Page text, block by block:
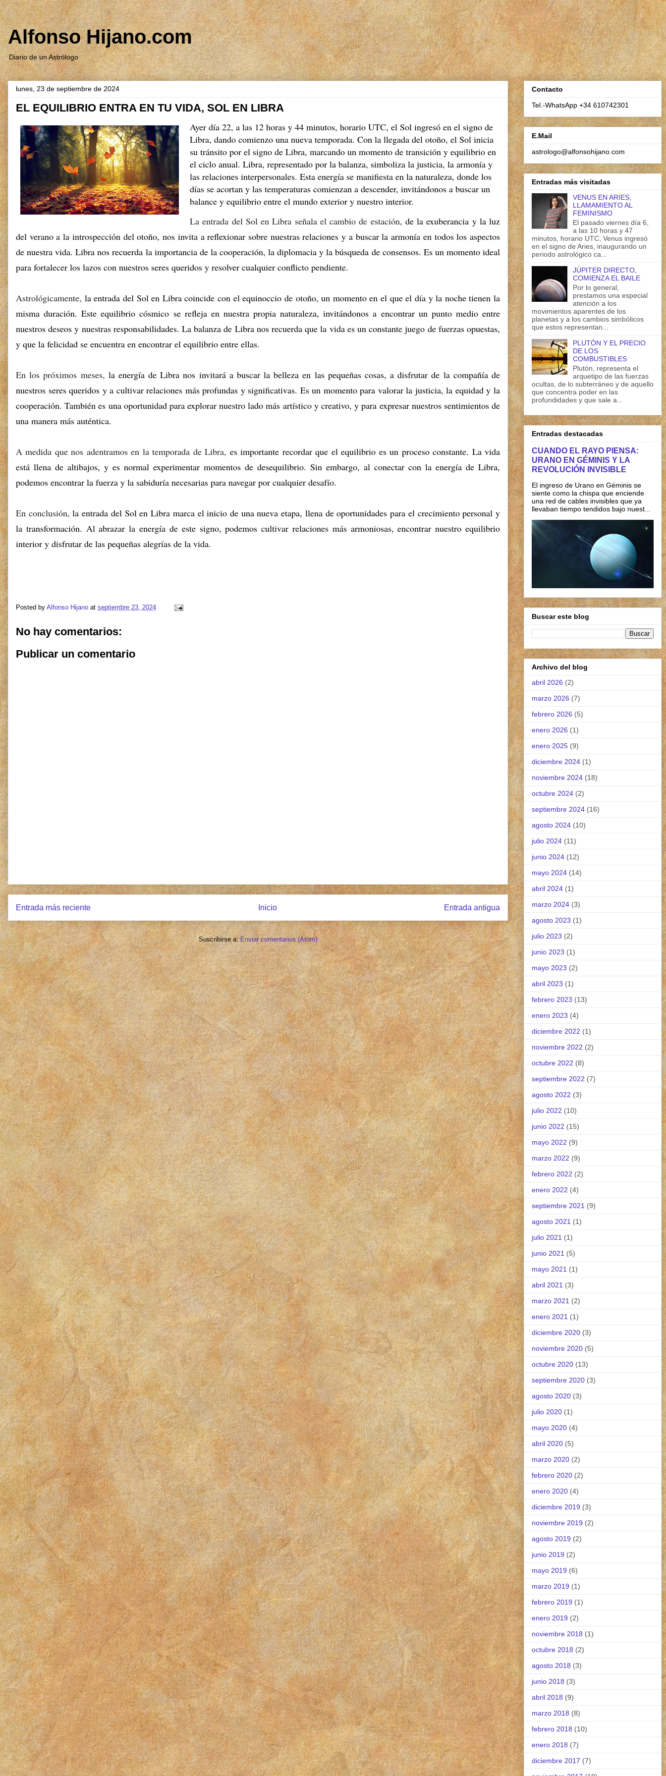
Alfonso Hijano.com
Diario de un Astrólogo
lunes, 23 de septiembre de 2024
EL EQUILIBRIO ENTRA EN TU VIDA, SOL EN LIBRA
Ayer día 22, a las 12 horas y 44 minutos, horario UTC, el Sol ingresó en el signo de
Libra, dando comienzo una nueva temporada. Con la llegada del otoño, el Sol inicia
su tránsito por el signo de Libra, marcando un momento de transición y equilibrio en
el ciclo anual. Libra, representado por la balanza, simboliza la justicia, la armonía y
las relaciones interpersonales. Esta energía se manifiesta en la naturaleza, donde los
días se acortan y las temperaturas comienzan a descender, invitándonos a buscar un
balance y equilibrio entre el mundo exterior y nuestro interior.
La entrada del Sol en Libra señala el cambio de estación, de la exuberancia y la luz
del verano a la introspección del otoño, nos invita a reflexionar sobre nuestras relaciones y a buscar la armonía en todos los aspectos
de nuestra vida. Libra nos recuerda la importancia de la cooperación, la diplomacia y la búsqueda de consensos. Es un momento ideal
para fortalecer los lazos con nuestros seres queridos y resolver cualquier conflicto pendiente.
Astrológicamente, la entrada del Sol en Libra coincide con el equinoccio de otoño, un momento en el que el día y la noche tienen la
misma duración. Este equilibrio cósmico se refleja en nuestra propia naturaleza, invitándonos a encontrar un punto medio entre
nuestros deseos y nuestras responsabilidades. La balanza de Libra nos recuerda que la vida es un constante juego de fuerzas opuestas,
y que la felicidad se encuentra en encontrar el equilibrio entre ellas.
En los próximos meses, la energía de Libra nos invitará a buscar la belleza en las pequeñas cosas, a disfrutar de la compañía de
nuestros seres queridos y a cultivar relaciones más profundas y significativas. Es un momento para valorar la justicia, la equidad y la
cooperación. También es una oportunidad para explorar nuestro lado más artístico y creativo, y para expresar nuestros sentimientos de
una manera más auténtica.
A medida que nos adentramos en la temporada de Libra, es importante recordar que el equilibrio es un proceso constante. La vida
está llena de altibajos, y es normal experimentar momentos de desequilibrio. Sin embargo, al conectar con la energía de Libra,
podemos encontrar la fuerza y la sabiduría necesarias para navegar por cualquier desafío.
En conclusión, la entrada del Sol en Libra marca el inicio de una nueva etapa, llena de oportunidades para el crecimiento personal y
la transformación. Al abrazar la energía de este signo, podemos cultivar relaciones más armoniosas, encontrar nuestro equilibrio
interior y disfrutar de las pequeñas alegrías de la vida.
Posted by Alfonso Hijano at septiembre 23, 2024
No hay comentarios:
Publicar un comentario
Entrada más reciente Entrada antigua
Inicio
Suscribirse a:Enviar comentarios (Atom)
Contacto
Tel.-WhatsApp +34 610742301
E.Mail
astrologo@alfonsohijano.com
Entradas más visitadas
VENUS EN ARIES,
LLAMAMIENTO AL
FEMINISMO
El pasado viernes día 6,
a las 10 horas y 47
minutos, horario UTC, Venus ingresó
en el signo de Aries, inaugurando un
periodo astrológico ca...
JÚPITER DIRECTO,
COMIENZA EL BAILE
Por lo general,
prestamos una especial
atención a los
movimientos aparentes de los
planetas y a los cambios simbólicos
que estos representan...
PLUTÓN Y EL PRECIO
DE LOS
COMBUSTIBLES
Plutón, representa el
arquetipo de las fuerzas
ocultas, de lo subterráneo y de aquello
que concentra poder en las
profundidades y que sale a...
Entradas destacadas
CUANDO EL RAYO PIENSA:
URANO EN GÉMINIS Y LA
REVOLUCIÓN INVISIBLE
El ingreso de Urano en Géminis se
siente como la chispa que enciende
una red de cables invisibles que ya
llevaban tiempo tendidos bajo nuest...
Buscar este blog
Archivo del blog
abril 2026 (2)
marzo 2026 (7)
febrero 2026 (5)
enero 2026 (1)
enero 2025 (9)
diciembre 2024 (1)
noviembre 2024 (18)
octubre 2024 (2)
septiembre 2024 (16)
agosto 2024 (10)
julio 2024 (11)
junio 2024 (12)
mayo 2024 (14)
abril 2024 (1)
marzo 2024 (3)
agosto 2023 (1)
julio 2023 (2)
junio 2023 (1)
mayo 2023 (2)
abril 2023 (1)
febrero 2023 (13)
enero 2023 (4)
diciembre 2022 (1)
noviembre 2022 (2)
octubre 2022 (8)
septiembre 2022 (7)
agosto 2022 (3)
julio 2022 (10)
junio 2022 (15)
mayo 2022 (9)
marzo 2022 (9)
febrero 2022 (2)
enero 2022 (4)
septiembre 2021 (9)
agosto 2021 (1)
julio 2021 (1)
junio 2021 (5)
mayo 2021 (1)
abril 2021 (3)
marzo 2021 (2)
enero 2021 (1)
diciembre 2020 (3)
noviembre 2020 (5)
octubre 2020 (13)
septiembre 2020 (3)
agosto 2020 (3)
julio 2020 (1)
mayo 2020 (4)
abril 2020 (5)
marzo 2020 (2)
febrero 2020 (2)
enero 2020 (4)
diciembre 2019 (3)
noviembre 2019 (2)
agosto 2019 (2)
junio 2019 (2)
mayo 2019 (6)
marzo 2019 (1)
febrero 2019 (1)
enero 2019 (2)
noviembre 2018 (1)
octubre 2018 (2)
agosto 2018 (3)
junio 2018 (3)
abril 2018 (9)
marzo 2018 (8)
febrero 2018 (10)
enero 2018 (7)
diciembre 2017 (7)